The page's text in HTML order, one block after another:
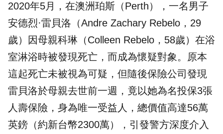
2020年5月，在澳洲珀斯（Perth），一名男子
安德烈·雷貝洛（Andre Zachary Rebelo，29
歲）因母親科琳（Colleen Rebelo，58歲）在浴
室淋浴時被發現死亡，而成為懷疑對象。原本
這起死亡未被視為可疑，但隨後保險公司發現
雷貝洛於母親去世前一週，竟以她為名投保3張
人壽保險，身為唯一受益人，總價值高達56萬
英鎊（約新台幣2300萬），引發警方深度介入